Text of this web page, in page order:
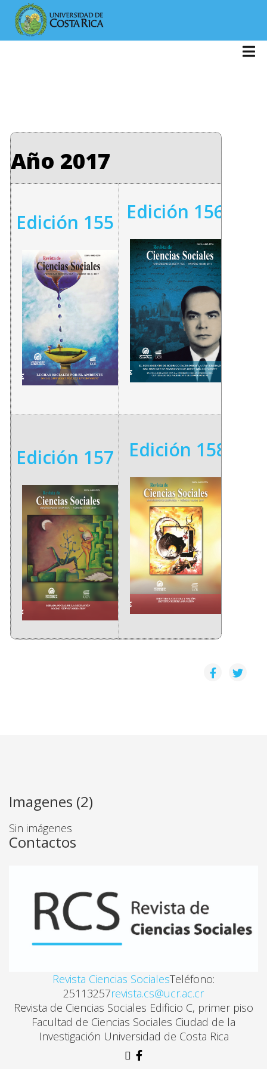
Año 2017
Edición 155 Edición 156
Edición 157 Edición 158
Imagenes (2)
Sin imágenes
Contactos
Revista Ciencias SocialesTeléfono:
25113257revista.cs@ucr.ac.cr
Revista de Ciencias Sociales Edificio C, primer piso
Facultad de Ciencias Sociales Ciudad de la
Investigación Universidad de Costa Rica